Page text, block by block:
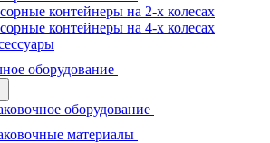
контейнеры на 2-х колесах
контейнеры на 4-х колесах
оборудование
оборудование
материалы